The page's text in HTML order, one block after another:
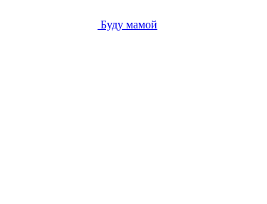
Буду мамой